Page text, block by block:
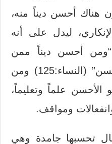
هناك أحسن ديناً منه،
ليدل على أنه
“ومن أحسن ديناً ممن
أسلم وجهه لله وهو محسن” (النساء:125) ومن
علماً وتعليماً،
ومواقف.
تحسبها جامدة وهي